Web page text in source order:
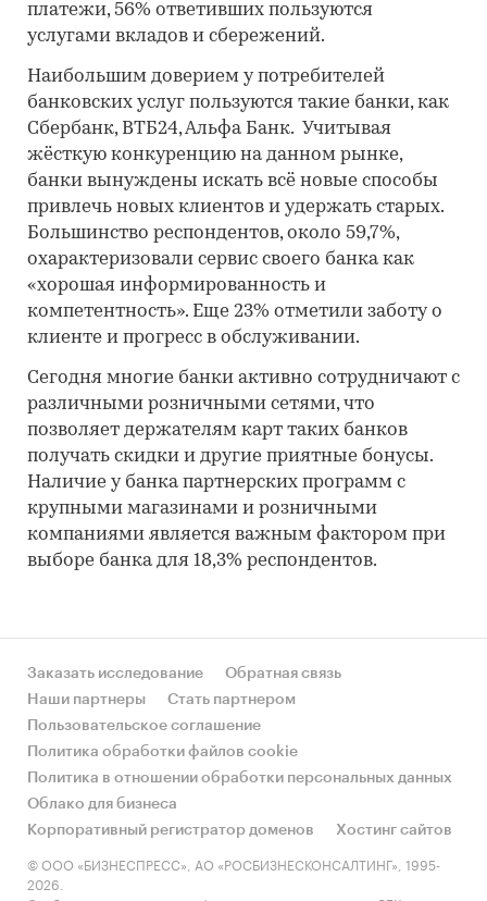
платежи, 56% ответивших пользуются
услугами вкладов и сбережений.
Наибольшим доверием у потребителей
банковских услуг пользуются такие банки, как
Сбербанк, ВТБ24, Альфа Банк. Учитывая
жёсткую конкуренцию на данном рынке,
банки вынуждены искать всё новые способы
привлечь новых клиентов и удержать старых.
Большинство респондентов, около 59,7%,
охарактеризовали сервис своего банка как
«хорошая информированность и
компетентность». Еще 23% отметили заботу о
клиенте и прогресс в обслуживании.
Сегодня многие банки активно сотрудничают с
различными розничными сетями, что
позволяет держателям карт таких банков
получать скидки и другие приятные бонусы.
Наличие у банка партнерских программ с
крупными магазинами и розничными
компаниями является важным фактором при
выборе банка для 18,3% респондентов.
Заказать исследование
Обратная связь
Наши партнеры
Стать партнером
Пользовательское соглашение
Политика обработки файлов cookie
Политика в отношении обработки персональных данных
Облако для бизнеса
Корпоративный регистратор доменов
Хостинг сайтов
© ООО «БИЗНЕСПРЕСС», АО «РОСБИЗНЕСКОНСАЛТИНГ», 1995-
2026.